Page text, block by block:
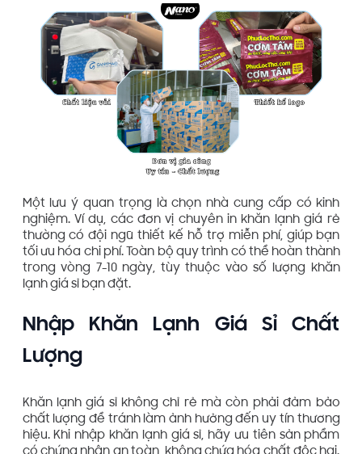
Một lưu ý quan trọng là chọn nhà cung cấp có kinh
nghiệm. Ví dụ, các đơn vị chuyên in khăn lạnh giá rẻ
thường có đội ngũ thiết kế hỗ trợ miễn phí, giúp bạn
tối ưu hóa chi phí. Toàn bộ quy trình có thể hoàn thành
trong vòng 7-10 ngày, tùy thuộc vào số lượng khăn
lạnh giá sỉ bạn đặt.
Nhập Khăn Lạnh Giá Sỉ Chất
Lượng
Khăn lạnh giá sỉ không chỉ rẻ mà còn phải đảm bảo
chất lượng để tránh làm ảnh hưởng đến uy tín thương
hiệu. Khi nhập khăn lạnh giá sỉ, hãy ưu tiên sản phẩm